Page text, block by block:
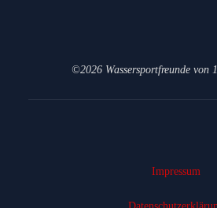
©2026 Wassersportfreunde von
Impressum